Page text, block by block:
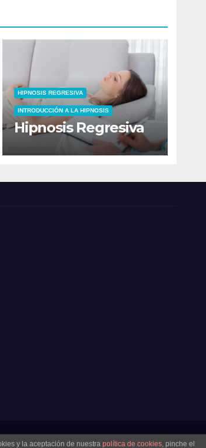
HIPNOSIS REGRESIVA
INTRODUCCIÓN A LA HIPNOSIS
Hipnosis Regresiva
y la aceptación de nuestra política de cookies, pinche el